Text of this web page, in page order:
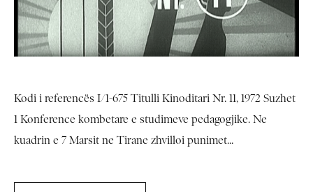
Kodi i referencës I/1-675 Titulli Kinoditari Nr. 11, 1972 Suzhet
1 Konference kombetare e studimeve pedagogjike. Ne
kuadrin e 7 Marsit ne Tirane zhvilloi punimet...